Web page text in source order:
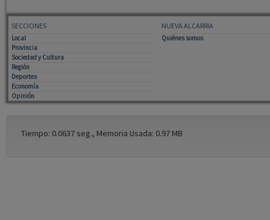
SECCIONES
Local
Provincia
Sociedad y Cultura
Región
Deportes
Economía
Opinión
NUEVA ALCARRIA
Quiénes somos
Tiempo: 0.0637 seg., Memoria Usada: 0.97 MB